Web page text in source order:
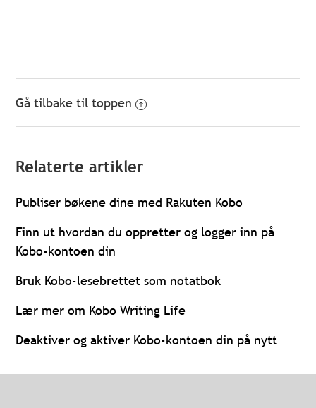
Gå tilbake til toppen
Relaterte artikler
Publiser bøkene dine med Rakuten Kobo
Finn ut hvordan du oppretter og logger inn på
Kobo-kontoen din
Bruk Kobo-lesebrettet som notatbok
Lær mer om Kobo Writing Life
Deaktiver og aktiver Kobo-kontoen din på nytt